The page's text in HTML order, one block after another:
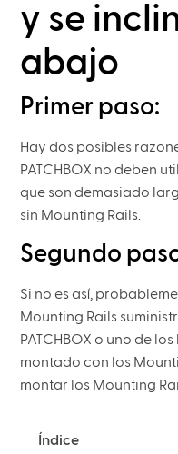
y se
abajo
Primer paso:
Hay dos posibles
PATCHBOX no deben
que son demasiado
sin Mounting Rails.
Segundo
Si no es así,
Mounting Rails
PATCHBOX o uno de
montado con los
montar los Mounting
Índice